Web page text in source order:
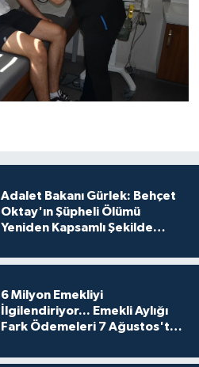
Adalet Bakanı Gürlek: Behçet
Oktay'ın Şüpheli Ölümü
Yeniden Kapsamlı Şekilde
6 Milyon Emekliyi
İlgilendiriyor... Emekli Aylığı
Fark Ödemeleri 7 Ağustos'ta